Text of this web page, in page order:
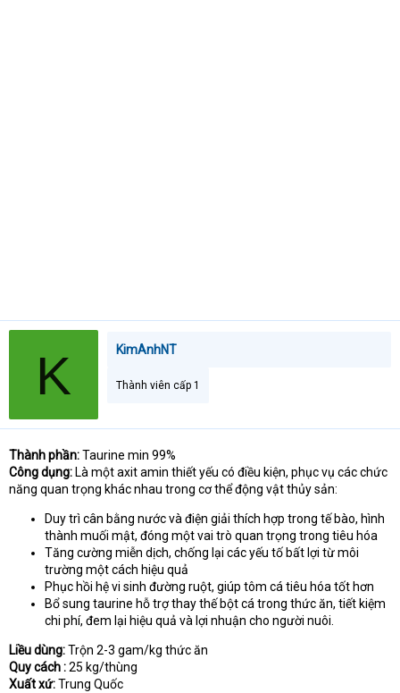
K KimAnhNT
Thành viên cấp 1
Thành phần:Taurine min 99%
Công dụng: Là một axit amin thiết yếu có điều kiện, phục vụ các chức
năng quan trọng khác nhau trong cơ thể động vật thủy sản:
Duy trì cân bằng nước và điện giải thích hợp trong tế bào, hình
thành muối mật, đóng một vai trò quan trọng trong tiêu hóa
Tăng cường miễn dịch, chống lại các yếu tố bất lợi từ môi
trường một cách hiệu quả
Phục hồi hệ vi sinh đường ruột, giúp tôm cá tiêu hóa tốt hơn
Bổ sung taurine hỗ trợ thay thế bột cá trong thức ăn, tiết kiệm
chi phí, đem lại hiệu quả và lợi nhuận cho người nuôi.
Liều dùng:Trộn 2-3 gam/kg thức ăn
Quy cách :25 kg/thùng
Xuất xứ:Trung Quốc